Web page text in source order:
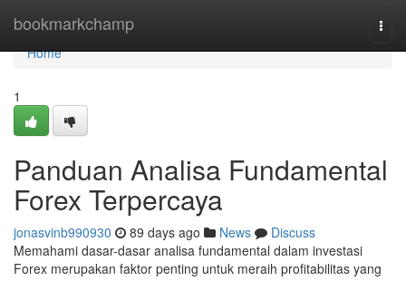
bookmarkchamp
Home
Home
1
Panduan Analisa Fundamental
Forex Terpercaya
jonasvinb990930 89 days ago News
Discuss
Memahami dasar-dasar analisa fundamental dalam investasi
Forex merupakan faktor penting untuk meraih profitabilitas yang